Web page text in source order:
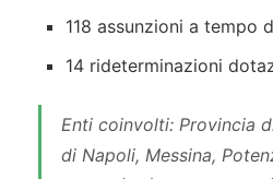
118 assunzioni a tempo
14 rideterminazioni
Enti coinvolti: Provincia
di Napoli, Messina,